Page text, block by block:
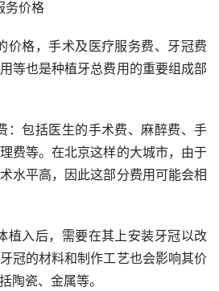
务价格
等也是种植牙总费用的重要组成部
费等。在北京这样的大城市，由于
水平高，因此这部分费用可能会相
冠的材料和制作工艺也会影响其价
陶瓷、金属等。